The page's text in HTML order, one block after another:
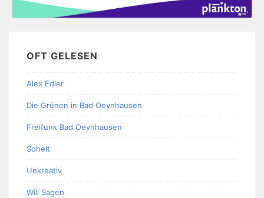
OFT GELESEN
Alex Edler
Die Grünen in Bad Oeynhausen
Freifunk Bad Oeynhausen
Soheit
Unkreativ
Will Sagen